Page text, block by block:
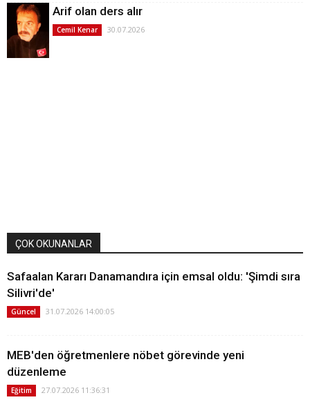
Arif olan ders alır
Cemil Kenar 30.07.2026
ÇOK OKUNANLAR
Safaalan Kararı Danamandıra için emsal oldu: 'Şimdi sıra
Silivri'de'
Güncel 31.07.2026 14:00:05
MEB'den öğretmenlere nöbet görevinde yeni
düzenleme
Eğitim 27.07.2026 11:36:31